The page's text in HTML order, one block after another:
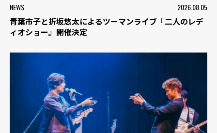
NEWS 2026.08.05
青葉市子と折坂悠太によるツーマンライブ『二人のレデ
ィオショー』開催決定